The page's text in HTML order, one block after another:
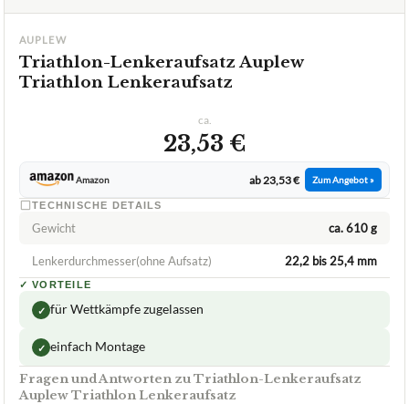
AUPLEW
Triathlon-Lenkeraufsatz Auplew
Triathlon Lenkeraufsatz
ca.
23,53 €
Amazon ab 23,53 € Zum Angebot »
TECHNISCHE DETAILS
Gewicht ca. 610 g
Lenkerdurchmesser(ohne Aufsatz) 22,2 bis 25,4 mm
✓ VORTEILE
✓ für Wettkämpfe zugelassen
✓ einfach Montage
Fragen und Antworten zu Triathlon-Lenkeraufsatz
Auplew Triathlon Lenkeraufsatz